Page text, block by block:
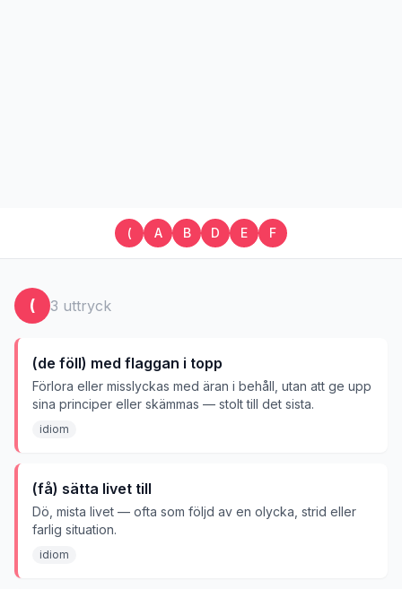
( A B D E F
( 3 uttryck
(de föll) med flaggan i topp
Förlora eller misslyckas med äran i behåll, utan att ge upp
sina principer eller skämmas — stolt till det sista.
idiom
(få) sätta livet till
Dö, mista livet — ofta som följd av en olycka, strid eller
farlig situation.
idiom